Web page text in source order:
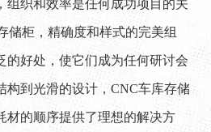
组织和效率是任何成功项目的关
储柜，精确度和样式的完美组
的好处，使它们成为任何研讨会
构到光滑的设计，CNC车库存储
材的顺序提供了理想的解决方